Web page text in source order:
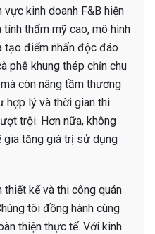
kinh doanh F&B hiện
thẩm mỹ cao, mô hình
tạo điểm nhấn độc đáo
phê khung thép chỉn chu
còn nâng tầm thương
hợp lý và thời gian thi
trội. Hơn nữa, không
gia tăng giá trị sử dụng
thiết kế và thi công quán
tôi đồng hành cùng
thiện thực tế. Với kinh